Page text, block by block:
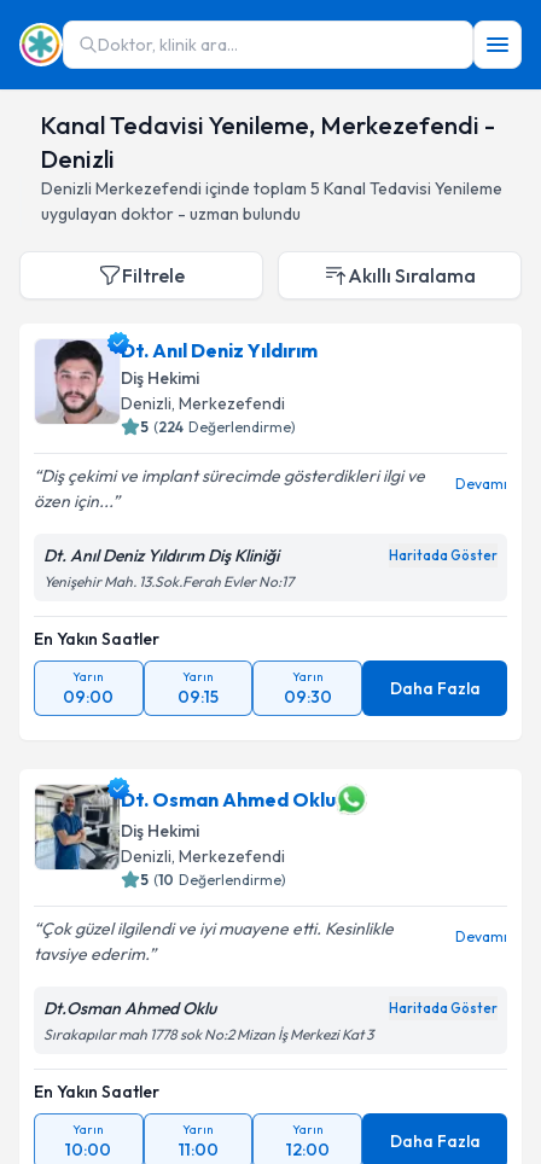
Doktor, klinik ara...
Kanal Tedavisi Yenileme, Merkezefendi -
Denizli
Denizli Merkezefendi içinde toplam 5 Kanal Tedavisi Yenileme
uygulayan doktor - uzman bulundu
Filtrele Akıllı Sıralama
Dt. Anıl Deniz Yıldırım
Diş Hekimi
Denizli, Merkezefendi
5 (224 Değerlendirme)
Diş çekimi ve implant sürecimde gösterdikleri ilgi ve
özen için...
Devamı
Dt. Anıl Deniz Yıldırım Diş Kliniği Haritada Göster
Yenişehir Mah. 13.Sok.Ferah Evler No:17
En Yakın Saatler
Yarın
09:00
Yarın
09:15
Yarın
09:30 Daha Fazla
Dt. Osman Ahmed Oklu
Diş Hekimi
Denizli, Merkezefendi
5 (10 Değerlendirme)
Çok güzel ilgilendi ve iyi muayene etti. Kesinlikle
tavsiye ederim.
Devamı
Dt.Osman Ahmed Oklu Haritada Göster
Sırakapılar mah 1778 sok No:2 Mizan İş Merkezi Kat 3
En Yakın Saatler
Yarın
10:00
Yarın
11:00
Yarın
12:00 Daha Fazla